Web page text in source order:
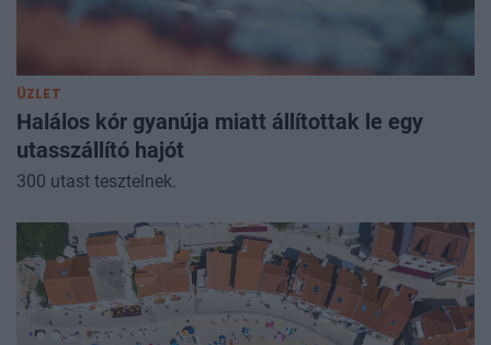
ÜZLET
Halálos kór gyanúja miatt állítottak le egy
utasszállító hajót
300 utast tesztelnek.